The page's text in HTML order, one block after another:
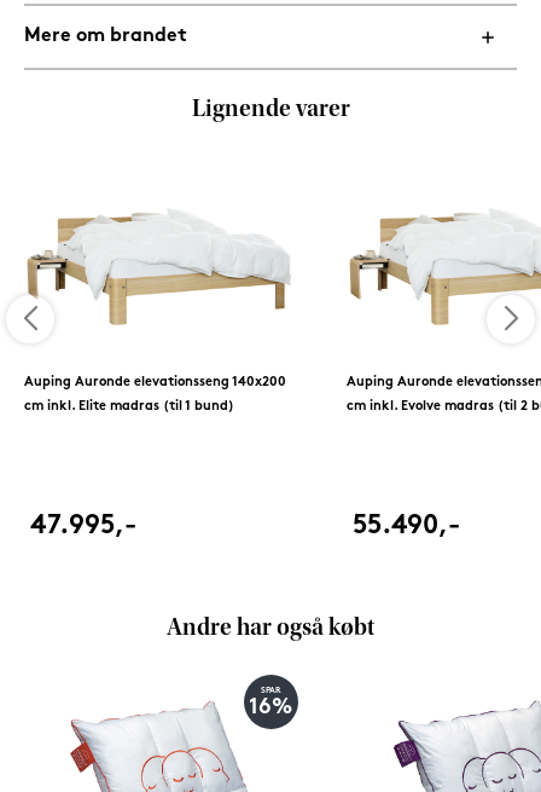
Mere om brandet
Lignende varer
Auping Auronde elevationsseng 140x200
cm inkl. Elite madras (til 1 bund)
47.995,-
Auping Auronde
cm inkl. Evolve madras (til 2
55.490,-
Andre har også købt
SPAR
16%